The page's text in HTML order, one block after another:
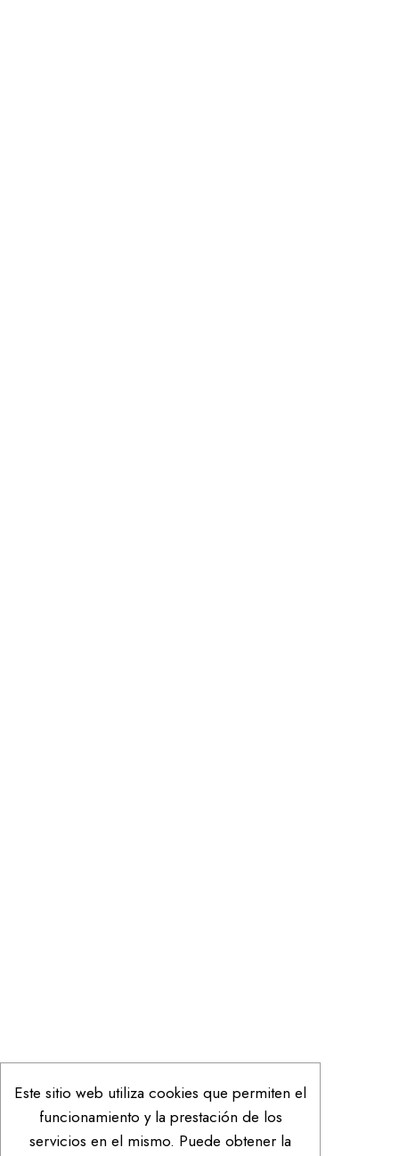
Este sitio web utiliza cookies que permiten el
funcionamiento y la prestación de los
servicios en el mismo. Puede obtener la